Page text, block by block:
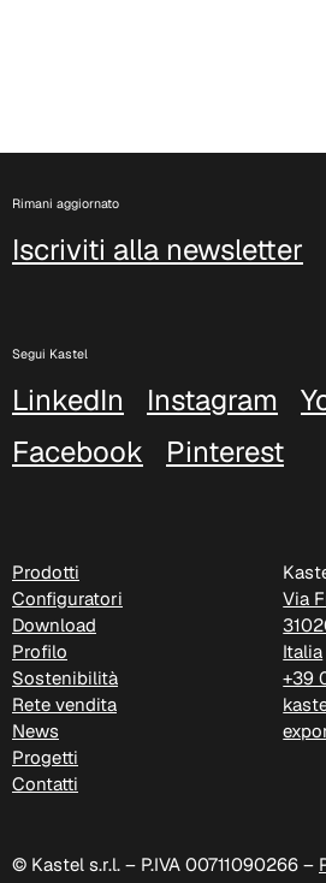
C 37C
Trevi (Cat. C - Tessuto)
Rimani aggiornato
Iscriviti alla newsletter
Segui Kastel
LinkedIn Instagram
Facebook
Pinterest
Prodotti
Configuratori
Download
Profilo
Sostenibilità
Rete vendita
News
Progetti
Contatti
Via
Italia
+39
© Kastel s.r.l. – P.IVA 00711090266 –